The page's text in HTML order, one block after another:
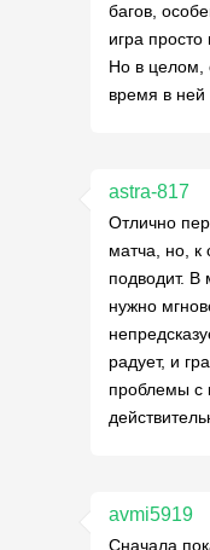
багов,
игра просто
Но в целом,
время в ней
astra-817
Отлично
матча, но, к
подводит. В
нужно
радует, и
проблемы с
avmi5919
Сначала